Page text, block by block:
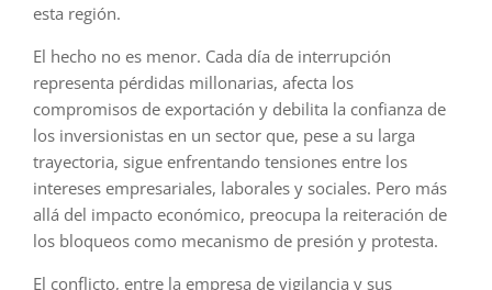
esta región.
El hecho no es menor. Cada día de interrupción
representa pérdidas millonarias, afecta los
compromisos de exportación y debilita la confianza de
los inversionistas en un sector que, pese a su larga
trayectoria, sigue enfrentando tensiones entre los
intereses empresariales, laborales y sociales. Pero más
allá del impacto económico, preocupa la reiteración de
los bloqueos como mecanismo de presión y protesta.
El conflicto, entre la empresa de vigilancia y sus